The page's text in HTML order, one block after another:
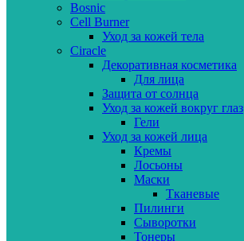
Bosnic
Cell Burner
Уход за кожей тела
Ciracle
Декоративная косметика
Для лица
Защита от солнца
Уход за кожей вокруг глаз
Гели
Уход за кожей лица
Кремы
Лосьоны
Маски
Тканевые
Пилинги
Сыворотки
Тонеры